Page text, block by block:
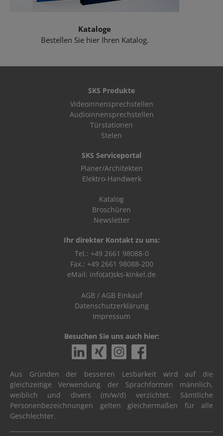
Kataloge
Bestellen Sie hier Ihren Katalog.
SKS Produkte
Videoinnensprechstellen
Audioinnensprechstellen
Türstationen
Stelen
SKS Serviceportal
Planer/Architekten
Elektro-Handwerk
Katalog
Broschüren
Newsletter
Ihr direkter Kontakt zu uns:
Tel.: +49 2661 98088-0
Fax.: +49 2661 98088-200
eMail: info(at)sks-kinkel.de
AGB / AGB Einkauf
Datenschutzerklärung
Impressum
Besuchen Sie uns auch hier:
Aus Gründen der besseren Lesbarkeit wird auf die
gleichzeitige Verwendung der Sprachformen männlich,
weiblich und divers (m/w/d) verzichtet. Sämtliche
Personenbezeichnungen gelten gleichermaßen für alle
Geschlechter.